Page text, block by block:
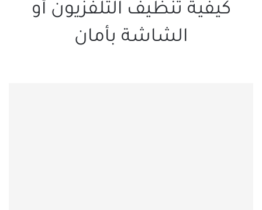
كيفية تنظيف التلفزيون أو
الشاشة بأمان